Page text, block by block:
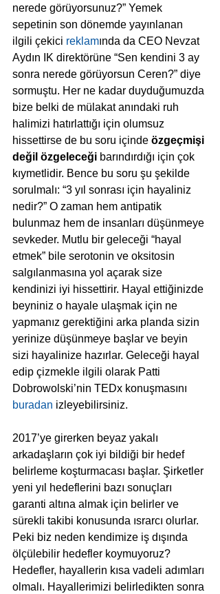
nerede görüyorsunuz?” Yemek
sepetinin son dönemde yayınlanan
ilgili çekici reklamında da CEO Nevzat
Aydın IK direktörüne “Sen kendini 3 ay
sonra nerede görüyorsun Ceren?” diye
sormuştu. Her ne kadar duyduğumuzda
bize belki de mülakat anındaki ruh
halimizi hatırlattığı için olumsuz
hissettirse de bu soru içinde özgeçmişi
değil özgeleceği barındırdığı için çok
kıymetlidir. Bence bu soru şu şekilde
sorulmalı: “3 yıl sonrası için hayaliniz
nedir?” O zaman hem antipatik
bulunmaz hem de insanları düşünmeye
sevkeder. Mutlu bir geleceği “hayal
etmek” bile serotonin ve oksitosin
salgılanmasına yol açarak size
kendinizi iyi hissettirir. Hayal ettiğinizde
beyniniz o hayale ulaşmak için ne
yapmanız gerektiğini arka planda sizin
yerinize düşünmeye başlar ve beyin
sizi hayalinize hazırlar. Geleceği hayal
edip çizmekle ilgili olarak Patti
Dobrowolski’nin TEDx konuşmasını
buradan izleyebilirsiniz.
2017’ye girerken beyaz yakalı
arkadaşların çok iyi bildiği bir hedef
belirleme koşturmacası başlar. Şirketler
yeni yıl hedeflerini bazı sonuçları
garanti altına almak için belirler ve
sürekli takibi konusunda ısrarcı olurlar.
Peki biz neden kendimize iş dışında
ölçülebilir hedefler koymuyoruz?
Hedefler, hayallerin kısa vadeli adımları
olmalı. Hayallerimizi belirledikten sonra